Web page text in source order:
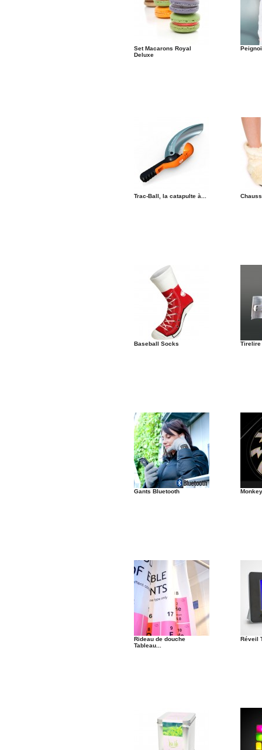
Set Macarons Royal
Deluxe
Trac-Ball, la catapulte à...
Baseball Socks Tirelire
Gants Bluetooth
Rideau de douche
Tableau...
Réveil